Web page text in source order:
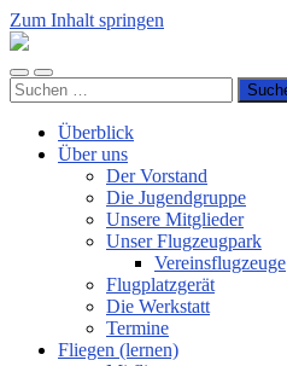
Zum Inhalt springen
Luftsportverein
e.V.
Mobile-
Menü
Suchfeld
ein-/ausblenden
Suchen
nach:
Überblick
Über uns
Der Vorstand
Die Jugendgruppe
Unsere Mitglieder
Unser Flugzeugpark
Vereinsflugzeuge
Flugplatzgerät
Die Werkstatt
Termine
Fliegen (lernen)